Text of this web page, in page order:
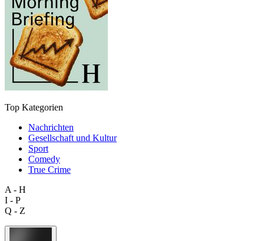
Top Kategorien
Nachrichten
Gesellschaft und Kultur
Sport
Comedy
True Crime
A - H
I - P
Q - Z